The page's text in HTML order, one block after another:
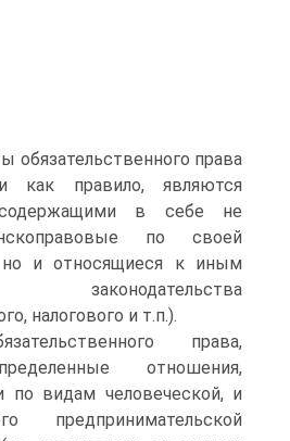
обязательственного права
правило, являются
в себе не
по своей
и относящиеся к иным
налогового и т.п.).
права,
отношения,
по видам человеческой, и
предпринимательской